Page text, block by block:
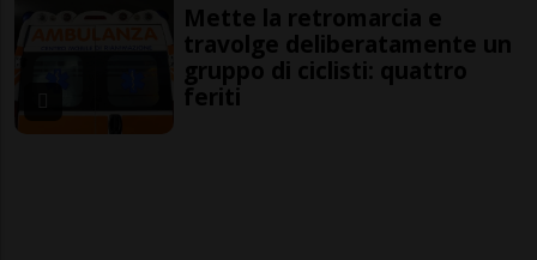
Mette la retromarcia e
travolge deliberatamente un
gruppo di ciclisti: quattro
feriti